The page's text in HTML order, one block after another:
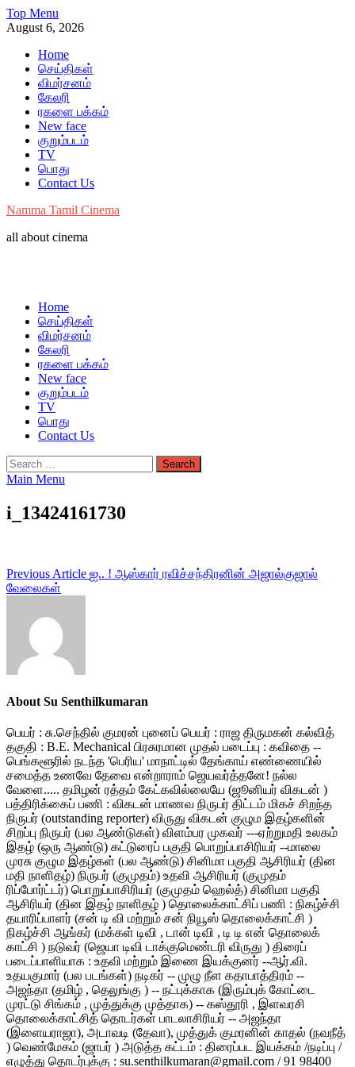
Skip
to
Top Menu
August 6, 2026
Home
செய்திகள்
விமர்சனம்
கேலரி
ரகளை பக்கம்
New face
குறும்படம்
TV
பொது
Contact Us
Namma Tamil Cinema
all about cinema
Home
செய்திகள்
விமர்சனம்
கேலரி
ரகளை பக்கம்
New face
குறும்படம்
TV
பொது
Contact Us
Search
for:
Main Menu
i_13424161730
Post
navigation
Previous Article ஐ.. ! ஆஸ்கார் ரவிச்சந்திரனின் அஜால்குஜால்
வேலைகள்
About Su Senthilkumaran
பெயர் : சு.செந்தில் குமரன் புனைப் பெயர் : ராஜ திருமகன் கல்வித்
தகுதி : B.E. Mechanical பிரசுரமான முதல் படைப்பு : கவிதை --
பெங்களூரில் நடந்த 'பெரிய' மாநாட்டில் தேங்காய் எண்ணையில்
சமைத்த உணவே தேவை என்றாராம் ஜெயவர்த்தனே! நல்ல
வேளை..... தமிழன் ரத்தம் கேட்கவில்லையே (ஜூனியர் விகடன் )
பத்திரிக்கைப் பணி : விகடன் மாணவ நிருபர் திட்டம் மிகச் சிறந்த
நிருபர் (outstanding reporter) விருது விகடன் குழும இதழ்களின்
சிறப்பு நிருபர் (பல ஆண்டுகள்) விளம்பர முகவர் ---ஏற்றுமதி உலகம்
இதழ் (ஒரு ஆண்டு) கட்டுரைப் பகுதி பொறுப்பாசிரியர் --மாலை
முரசு குழும இதழ்கள் (பல ஆண்டு) சினிமா பகுதி ஆசிரியர் (தின
மதி நாளிதழ்) நிருபர் (குமுதம்) உதவி ஆசிரியர் (குமுதம்
ரிப்போர்ட்டர்) பொறுப்பாசிரியர் (குமுதம் ஹெல்த்) சினிமா பகுதி
ஆசிரியர் (தின இதழ் நாளிதழ் ) தொலைக்காட்சிப் பணி : நிகழ்ச்சி
தயாரிப்பாளர் (சன் டி வி மற்றும் சன் நியூஸ் தொலைக்காட்சி )
நிகழ்ச்சி ஆங்கர் (மக்கள் டிவி , டான் டிவி , டி டி என் தொலைக்
காட்சி ) நடுவர் (ஜெயா டிவி டாக்குமெண்டரி விருது ) திரைப்
படைப்பாளியாக : உதவி மற்றும் இணை இயக்குனர் --ஆர்.வி.
உதயகுமார் (பல படங்கள்) நடிகர் -- முழு நீள கதாபாத்திரம் --
அஜந்தா (தமிழ் , தெலுங்கு ) -- நட்புக்காக (இரும்புக் கோட்டை
முரட்டு சிங்கம் , முத்துக்கு முத்தாக) -- கஸ்தூரி , இளவரசி
தொலைக்காட்சித் தொடர்கள் பாடலாசிரியர் -- அஜந்தா
(இளையராஜா), அடாவடி (தேவா), முத்துக் குமரனின் காதல் (நவநீத்
) வெண்மேகம் (ஜாபர் ) அடுத்த கட்டம் : திரைப்பட இயக்கம் /நடிப்பு /
எழுத்து தொடர்புக்கு : su.senthilkumaran@gmail.com / 91 98400